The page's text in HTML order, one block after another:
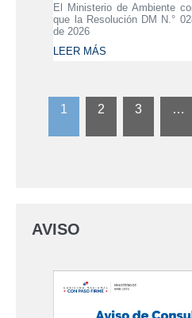
El Ministerio de Ambiente
que la Resolución DM N.°
de 2026
LEER MÁS
1 2 3 …
AVISO